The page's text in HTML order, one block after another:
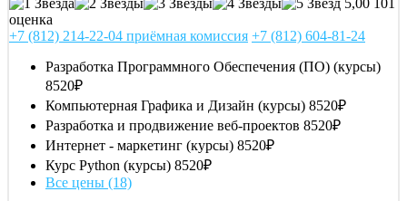
5,00 101
оценка
+7 (812) 214-22-04 приёмная комиссия +7 (812) 604-81-24
Разработка Программного Обеспечения (ПО) (курсы)
8520₽
Компьютерная Графика и Дизайн (курсы) 8520₽
Разработка и продвижение веб-проектов 8520₽
Интернет - маркетинг (курсы) 8520₽
Курс Python (курсы) 8520₽
Все цены (18)